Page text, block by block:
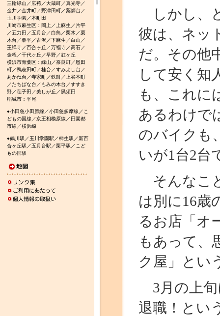
しかし、
彼は、ネッ
だ。その他
して安く知
も、これに
あるわけで
のバイクも
いが1台2台
そんなこ
は別に16歳
るお店「オ
もあって、
ク屋」とい
3月の上旬
退職！とい
三輪緑山／広袴／大蔵町／真光寺／
金井／金井町／野津田町／薬師台／
玉川学園／本町田
川崎市麻生区：岡上／上麻生／片平
／五力田／五月台／白鳥／栗木／栗
木台／栗平／古沢／下麻生／白山／
王禅寺／百合ヶ丘／万福寺／高石／
金程／千代ヶ丘／早野／虹ヶ丘
横浜市青葉区：緑山／奈良町／恩田
町／鴨志田町／桂台／すみよし台／
あかね台／寺家町／鉄町／上谷本町
／たちばな台／もみの木台／すすき
野／荏子田／美しが丘／黒須田
稲城市：平尾
●小田急小田原線／小田急多摩線／こ
どもの国線／京王相模原線／田園都
市線／横浜線
●鶴川駅／玉川学園駅／柿生駅／新百
合ヶ丘駅／五月台駅／栗平駅／こど
もの国駅